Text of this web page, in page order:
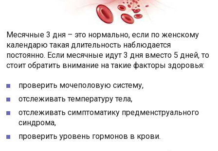
Месячные 3 дня – это нормально, если по женскому
календарю такая длительность наблюдается
постоянно. Если месячные идут 3 дня вместо 5 дней, то
стоит обратить внимание на такие факторы здоровья:
проверить мочеполовую систему,
отслеживать температуру тела,
отслеживать симптоматику предменструального
синдрома,
проверить уровень гормонов в крови.